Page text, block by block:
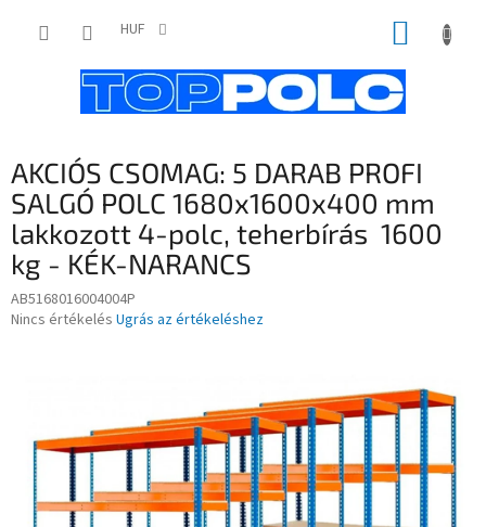
HUF KOSÁR
AKCIÓS CSOMAG: 5 DARAB PROFI
SALGÓ POLC 1680x1600x400 mm
lakkozott 4-polc, teherbírás 1600
kg - KÉK-NARANCS
AB5168016004004P
A
csillag.
Nincs értékelés Ugrás az értékeléshez